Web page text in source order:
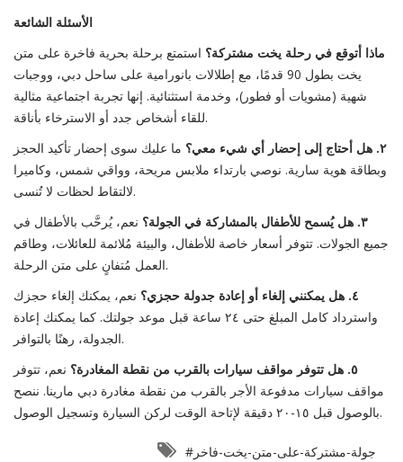
الأسئلة الشائعة
ماذا أتوقع في رحلة يخت مشتركة؟ استمتع برحلة بحرية فاخرة على متن
يخت بطول 90 قدمًا، مع إطلالات بانورامية على ساحل دبي، ووجبات
شهية (مشويات أو فطور)، وخدمة استثنائية. إنها تجربة اجتماعية مثالية
للقاء أشخاص جدد أو الاسترخاء بأناقة.
٢. هل أحتاج إلى إحضار أي شيء معي؟
ما عليك سوى إحضار تأكيد الحجز
وبطاقة هوية سارية. نوصي بارتداء ملابس مريحة، وواقي شمس، وكاميرا
لالتقاط لحظات لا تُنسى.
٣. هل يُسمح للأطفال بالمشاركة في الجولة؟
نعم، يُرحَّب بالأطفال في
جميع الجولات. تتوفر أسعار خاصة للأطفال، والبيئة مُلائمة للعائلات، وطاقم
العمل مُتفانٍ على متن الرحلة.
٤. هل يمكنني إلغاء أو إعادة جدولة حجزي؟
نعم، يمكنك إلغاء حجزك
واسترداد كامل المبلغ حتى ٢٤ ساعة قبل موعد جولتك. كما يمكنك إعادة
الجدولة، رهنًا بالتوافر.
٥. هل تتوفر مواقف سيارات بالقرب من نقطة المغادرة؟
نعم، تتوفر
مواقف سيارات مدفوعة الأجر بالقرب من نقطة مغادرة دبي مارينا. ننصح
بالوصول قبل ١٥-٢٠ دقيقة لإتاحة الوقت لركن السيارة وتسجيل الوصول.
#جولة-مشتركة-على-متن-يخت-فاخر